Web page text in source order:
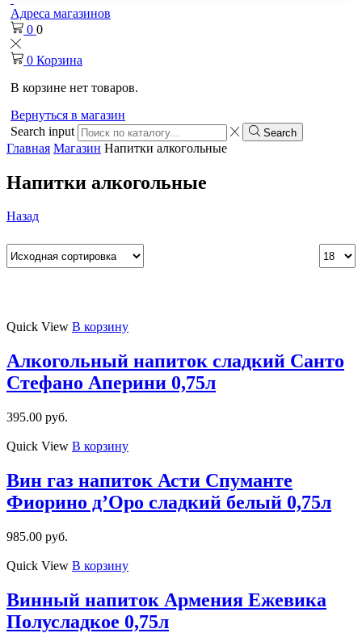
Адреса магазинов
0 0
0 Корзина
В корзине нет товаров.
Вернуться в магазин
Search input
Search
Главная Магазин Напитки алкогольные
Напитки алкогольные
Назад
Quick View В корзину
Алкогольный напиток сладкий Санто
Стефано Аперини 0,75л
395.00 руб.
Quick View В корзину
Вин газ напиток Асти Спуманте
Фиорино д’Оро сладкий белый 0,75л
985.00 руб.
Quick View В корзину
Винный напиток Армения Ежевика
Полусладкое 0,75л